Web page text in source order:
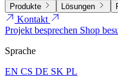
Produkte Lösungen
Kontakt
Projekt besprechen Shop
Sprache
EN CS DE SK PL